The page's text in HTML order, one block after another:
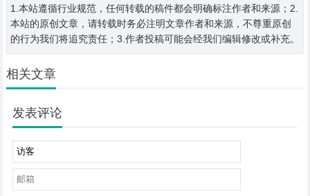
1.本站遵循行业规范，任何转载的稿件都会明确标注作者和来源；2.
本站的原创文章，请转载时务必注明文章作者和来源，不尊重原创
的行为我们将追究责任；3.作者投稿可能会经我们编辑修改或补充。
相关文章
发表评论